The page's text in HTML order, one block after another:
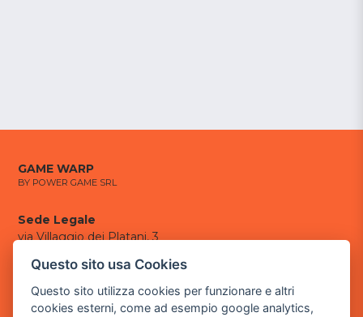
GAME WARP
BY POWER GAME SRL
Sede Legale
via Villaggio dei Platani, 3
Sede Operativa
via Industriale, 2 - 25082 Botticino, BS
Questo sito usa Cookies
Questo sito utilizza cookies per funzionare e altri
cookies esterni, come ad esempio google analytics,